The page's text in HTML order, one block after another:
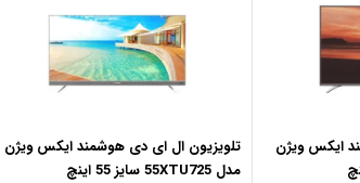
ایکس ویژن
تلویزیون ال ای دی هوشمند ایکس ویژن
مدل 55XTU725 سایز 55 اینچ